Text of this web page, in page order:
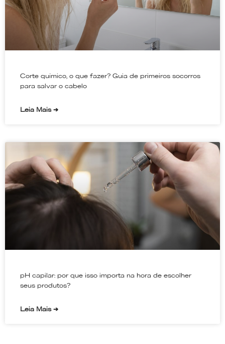
Corte químico, o que fazer? Guia de primeiros socorros
para salvar o cabelo
Leia Mais ➔
pH capilar: por que isso importa na hora de escolher
seus produtos?
Leia Mais ➔